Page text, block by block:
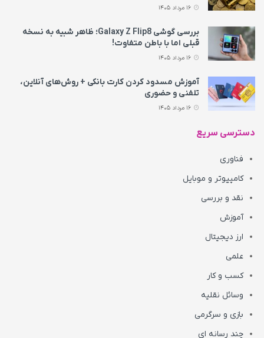
بررسی گوشی Galaxy Z Flip8؛ ظاهر شبیه به نسخه
قبلی اما با باطن متفاوت!
آموزش مسدود کردن کارت بانکی + روش‌های آنلاین،
تلفنی و حضوری
دسترسی سریع
فناوری
کامپیوتر و موبایل
نقد و بررسی
آموزش
ارز دیجیتال
علمی
کسب و کار
وسائل نقلیه
بازی و سرگرمی
چند رسانه ای